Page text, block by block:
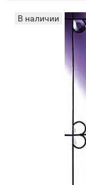
В наличии